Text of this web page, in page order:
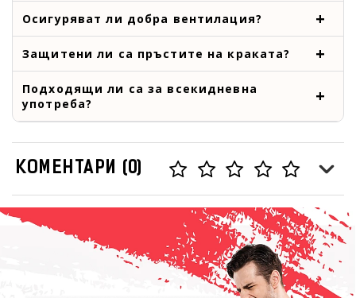
Осигуряват ли добра вентилация?
Защитени ли са пръстите на краката?
Подходящи ли са за всекидневна
употреба?
КОМЕНТАРИ (0)